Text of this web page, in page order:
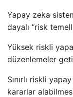
Yapay zeka
dayalı “risk
Yüksek riskli
düzenlemeler
Sınırlı riskli
kararlar